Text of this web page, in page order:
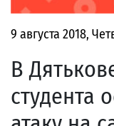
9 августа 2018,
В
студента